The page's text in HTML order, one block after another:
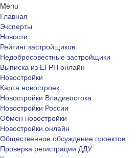
Menu
Главная
Эксперты
Новости
Рейтинг застройщиков
Недобросовестные застройщики
Выписка из ЕГРН онлайн
Новостройки
Карта новостроек
Новостройки Владивостока
Новостройки России
Обмен новостройки
Новостройки онлайн
Общественное обсуждение проектов
Проверка регистрации ДДУ